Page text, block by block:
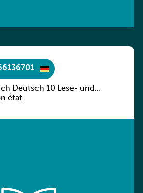
Deutsch 10 Lese- und
état